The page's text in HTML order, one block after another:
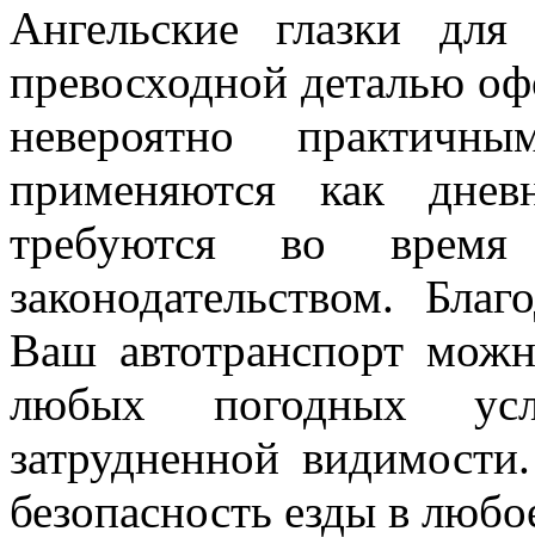
Ангельские глазки
превосходной деталью
невероятно
применяются как
требуются во
законодательством.
Ваш автотранспорт
любых погодных
затрудненной
безопасность езды в